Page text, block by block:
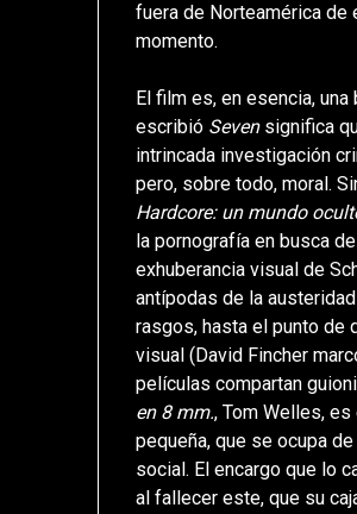
fuera de Norteamérica de
momento.
El film es, en esencia,
escribió Sevensignifica
intrincada investigación
pero, sobre todo, moral.
Hardcore: un mundo
la pornografía en busca
exhuberancia visual de
antípodas de la
rasgos, hasta el punto de
visual (David Fincher
películas compartan
en 8 mm., Tom Welles,
pequeña, que se ocupa
social. El encargo que lo
al fallecer este, que su